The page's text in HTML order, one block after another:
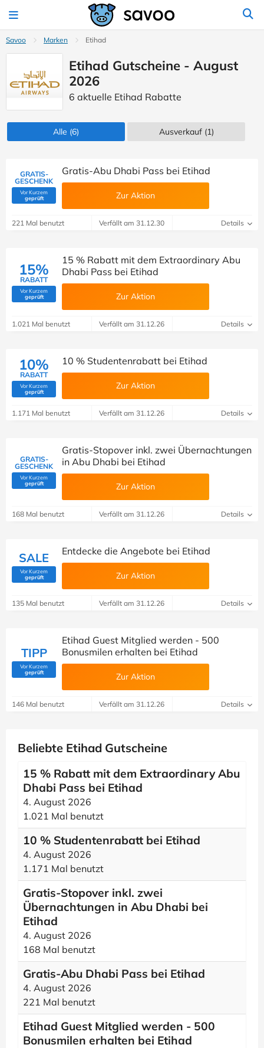
Savoo Marken Etihad
Etihad Gutscheine - August
2026
6 aktuelle Etihad Rabatte
Alle (6) Ausverkauf(1)
GRATIS-
GESCHENK
Vor Kurzem
geprüft(Von Savoo geprüft)
Gratis-Abu Dhabi Pass bei Etihad
Zur Aktion
221 Mal benutzt Verfällt am 31.12.30 Details
15%
RABATT
Vor Kurzem
geprüft(Von Savoo geprüft)
15 % Rabatt mit dem Extraordinary Abu
Dhabi Pass bei Etihad
Zur Aktion
1.021 Mal benutzt Verfällt am 31.12.26 Details
10%
RABATT
Vor Kurzem
geprüft(Von Savoo geprüft)
10 % Studentenrabatt bei Etihad
Zur Aktion
1.171 Mal benutzt Verfällt am 31.12.26 Details
GRATIS-
GESCHENK
Vor Kurzem
geprüft(Von Savoo geprüft)
Gratis-Stopover inkl. zwei Übernachtungen
in Abu Dhabi bei Etihad
Zur Aktion
168 Mal benutzt Verfällt am 31.12.26 Details
SALE
Vor Kurzem
geprüft(Von Savoo geprüft)
Entdecke die Angebote bei Etihad
Zur Aktion
135 Mal benutzt Verfällt am 31.12.26 Details
TIPP
Vor Kurzem
geprüft(Von Savoo geprüft)
Etihad Guest Mitglied werden - 500
Bonusmilen erhalten bei Etihad
Zur Aktion
146 Mal benutzt Verfällt am 31.12.26 Details
Beliebte Etihad Gutscheine
15 % Rabatt mit dem Extraordinary Abu
Dhabi Pass bei Etihad
4. August 2026
1.021 Mal benutzt
10 % Studentenrabatt bei Etihad
4. August 2026
1.171 Mal benutzt
Gratis-Stopover inkl. zwei
Übernachtungen in Abu Dhabi bei
Etihad
4. August 2026
168 Mal benutzt
Gratis-Abu Dhabi Pass bei Etihad
4. August 2026
221 Mal benutzt
Etihad Guest Mitglied werden - 500
Bonusmilen erhalten bei Etihad